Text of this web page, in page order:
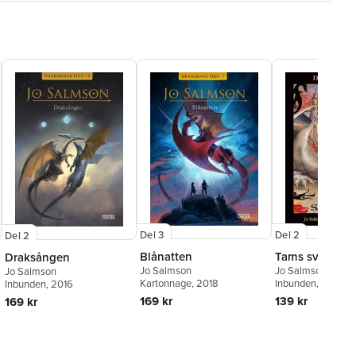
Del 2
Draksången
Jo Salmson
Inbunden, 2016
169 kr
Del 3
Blånatten
Jo Salmson
Kartonnage, 2018
169 kr
Del 2
Tams svåra
Jo Salmson
Inbunden, 2009
139 kr